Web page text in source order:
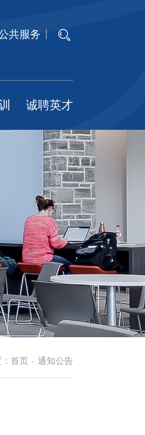
共服务
诚聘英才
首页 - 通知公告